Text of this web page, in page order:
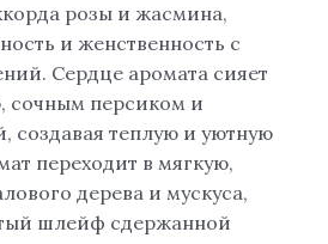
розы и жасмина,
и женственность с
Сердце аромата сияет
сочным персиком и
создавая теплую и уютную
переходит в мягкую,
дерева и мускуса,
шлейф сдержанной